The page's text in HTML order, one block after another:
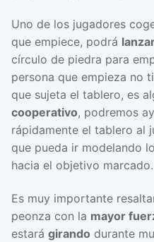
Uno de los jugadores
que empiece, podrá
círculo de piedra para
persona que empieza no
que sujeta el tablero, es
cooperativo, podremos
rápidamente el tablero al
que pueda ir modelando
hacia el objetivo marcado.
Es muy importante
peonza con la mayor
estará girando durante